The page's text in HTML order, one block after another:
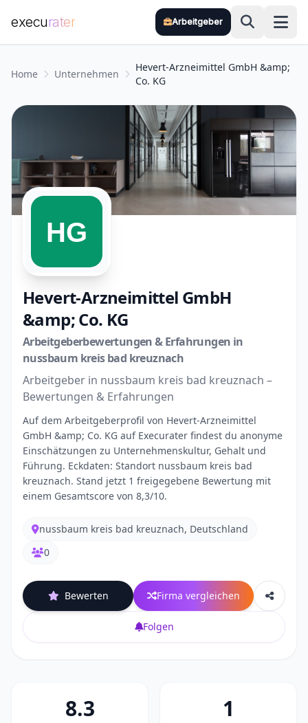
execurater Arbeitgeber
Home Unternehmen
Hevert-Arzneimittel GmbH &amp;
Co. KG
Hevert-Arzneimittel GmbH
&amp; Co. KG
Arbeitgeberbewertungen & Erfahrungen in
nussbaum kreis bad kreuznach
Arbeitgeber in nussbaum kreis bad kreuznach –
Bewertungen & Erfahrungen
Auf dem Arbeitgeberprofil von Hevert-Arzneimittel
GmbH &amp; Co. KG auf Execurater findest du anonyme
Einschätzungen zu Unternehmenskultur, Gehalt und
Führung. Eckdaten: Standort nussbaum kreis bad
kreuznach. Stand jetzt 1 freigegebene Bewertung mit
einem Gesamtscore von 8,3/10.
nussbaum kreis bad kreuznach, Deutschland
0
Bewerten Firma vergleichen
Folgen
8.3 1